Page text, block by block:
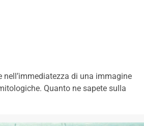
di una immagine
Quanto ne sapete sulla